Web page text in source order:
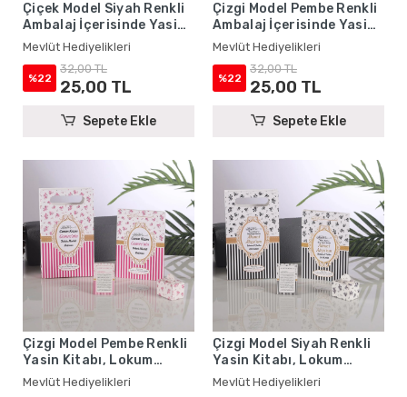
Çiçek Model Siyah Renkli
Ambalaj İçerisinde Yasin
Kitabı, Magnet ve Tesbih -
Mevlüt Hediyelikleri
Mevlüt Hediyelikleri
%22
32,00 TL
25,00 TL
Sepete Ekle
Çizgi Model Pembe Renkli
Ambalaj İçerisinde Yasin
Kitabı, Magnet ve Tesbih -
Mevlüt Hediyelikleri
Mevlüt Hediyelikleri
%22
32,00 TL
25,00 TL
Sepete Ekle
Çizgi Model Pembe Renkli
Yasin Kitabı, Lokum
Kutusu, Magnet ve
Karton Çanta - Mevlüt
Mevlüt Hediyelikleri
Çizgi Model Siyah Renkli
Yasin Kitabı, Lokum
Kutusu, Magnet ve
Karton Çanta - Mevlüt
Mevlüt Hediyelikleri